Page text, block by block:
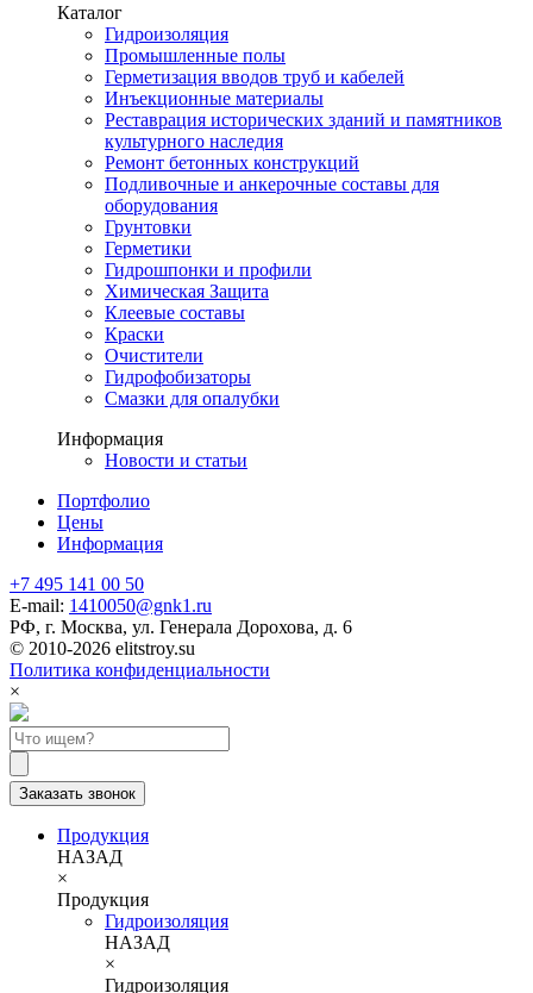
Каталог
Гидроизоляция
Промышленные полы
Герметизация вводов труб и кабелей
Инъекционные материалы
Реставрация исторических зданий и памятников
культурного наследия
Ремонт бетонных конструкций
Подливочные и анкерочные составы для
оборудования
Грунтовки
Герметики
Гидрошпонки и профили
Химическая Защита
Клеевые составы
Краски
Очистители
Гидрофобизаторы
Смазки для опалубки
Информация
Новости и статьи
Портфолио
Цены
Информация
+7 495 141 00 50
E-mail: 1410050@gnk1.ru
РФ, г. Москва, ул. Генерала Дорохова, д. 6
© 2010-2026 elitstroy.su
Политика конфиденциальности
×
Заказать звонок
Продукция
НАЗАД
×
Продукция
Гидроизоляция
НАЗАД
×
Гидроизоляция